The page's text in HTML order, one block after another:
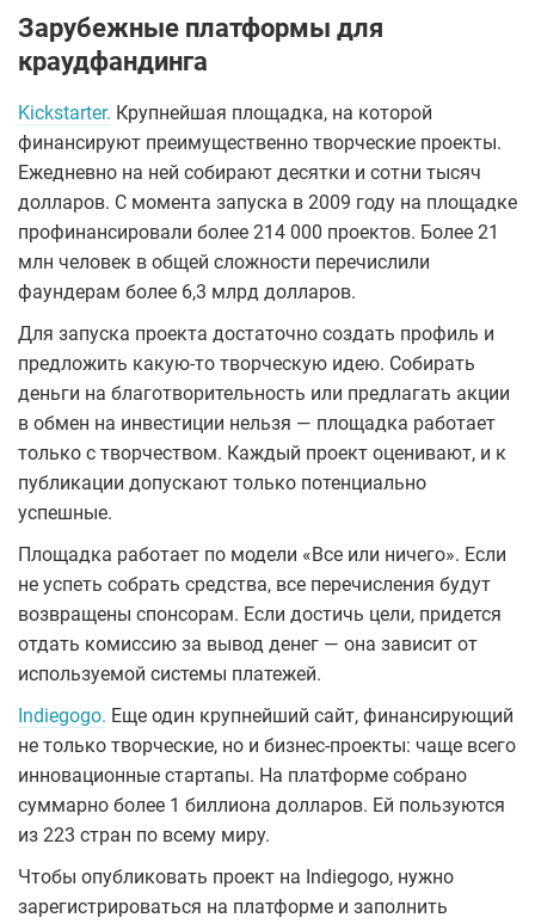
Зарубежные платформы для
краудфандинга
Kickstarter. Крупнейшая площадка, на которой
финансируют преимущественно творческие проекты.
Ежедневно на ней собирают десятки и сотни тысяч
долларов. С момента запуска в 2009 году на площадке
профинансировали более 214 000 проектов. Более 21
млн человек в общей сложности перечислили
фаундерам более 6,3 млрд долларов.
Для запуска проекта достаточно создать профиль и
предложить какую-то творческую идею. Собирать
деньги на благотворительность или предлагать акции
в обмен на инвестиции нельзя — площадка работает
только с творчеством. Каждый проект оценивают, и к
публикации допускают только потенциально
успешные.
Площадка работает по модели «Все или ничего». Если
не успеть собрать средства, все перечисления будут
возвращены спонсорам. Если достичь цели, придется
отдать комиссию за вывод денег — она зависит от
используемой системы платежей.
Indiegogo. Еще один крупнейший сайт, финансирующий
не только творческие, но и бизнес-проекты: чаще всего
инновационные стартапы. На платформе собрано
суммарно более 1 биллиона долларов. Ей пользуются
из 223 стран по всему миру.
Чтобы опубликовать проект на Indiegogo, нужно
зарегистрироваться на платформе и заполнить